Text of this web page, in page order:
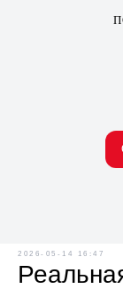
2026-05-14 16:47